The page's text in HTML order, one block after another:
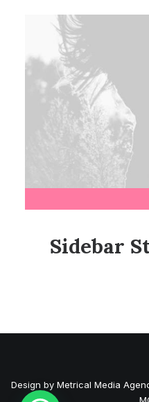
Sidebar
Design by Metrical Media